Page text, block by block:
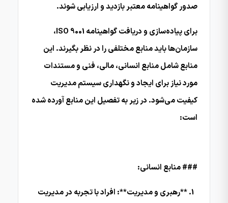
صدور گواهینامه معتبر بازدید و ارزیابی شوند.
برای پیاده‌سازی و دریافت گواهینامه ISO 9001،
سازمان‌ها باید منابع مختلفی را در نظر بگیرند. این
منابع شامل منابع انسانی، مالی، فنی و مستندات
مورد نیاز برای ایجاد و نگهداری سیستم مدیریت
کیفیت می‌شود. در زیر به تفصیل این منابع آورده شده
است:
### منابع انسانی:
**رهبری و مدیریت**: افراد با تجربه در مدیریت